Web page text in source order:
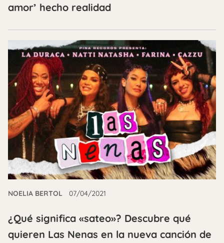
amor’ hecho realidad
NOELIA BERTOL 07/04/2021
¿Qué significa «sateo»? Descubre qué
quieren Las Nenas en la nueva canción de